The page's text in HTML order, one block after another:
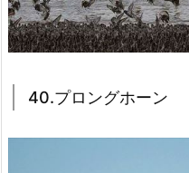
40.プロングホーン